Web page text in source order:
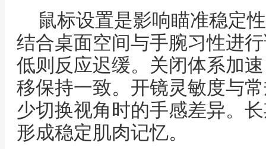
鼠标设置是影响瞄准稳定
结合桌面空间与手腕习性进
低则反应迟缓。关闭体系加
移保持一致。开镜灵敏度与
少切换视角时的手感差异。
形成稳定肌肉记忆。